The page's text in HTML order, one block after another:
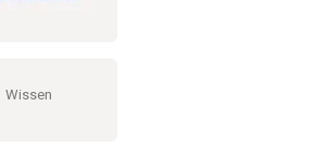
Wissen